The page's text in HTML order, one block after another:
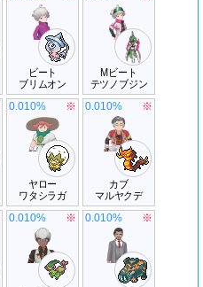
ビート
ブリムオン
Mビート
テツノブジン
ヤロー
ワタシラガ
0.010% ※
カブ
マルヤクデ
0.010% ※
0.010% ※ 0.010% ※